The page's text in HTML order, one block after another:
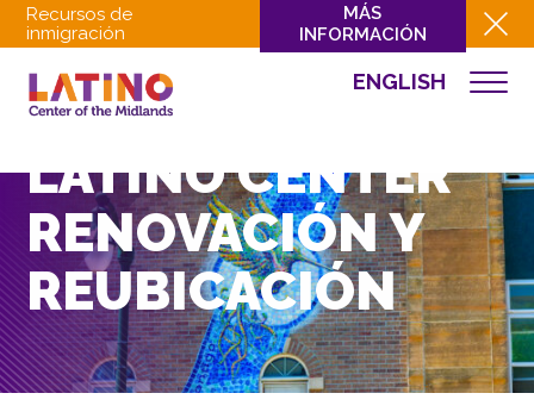
Recursos de
inmigración
MÁS
INFORMACIÓN
ENGLISH
QUIÉNES SOMOS
CULTURA
INVOLUCRARSE
EVENTOS
NOTICIAS
RECURSOS
LATINO CENTER
RENOVACIÓN Y
REUBICACIÓN